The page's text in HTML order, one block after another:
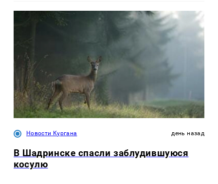
Новости Кургана день назад
В Шадринске спасли заблудившуюся
косулю